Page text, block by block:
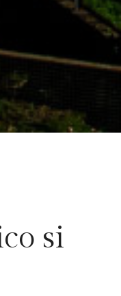
si